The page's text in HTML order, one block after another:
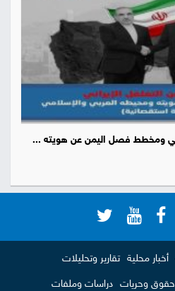
أخبار محلية تقارير وتحليلات
حقوق وحريات دراسات وملفات